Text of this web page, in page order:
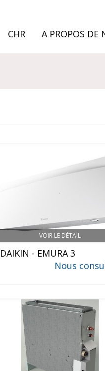
CHR A PROPOS DE
VOIR LE DÉTAIL
DAIKIN - EMURA 3
Nous